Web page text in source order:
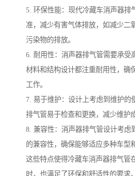
5. 环保性能：现代冷藏车消声器排
准，减少有害气体排放，如减少二
污染物的排放。
6. 耐用性：消声器排气管需要承受
材料和结构设计都注重耐用性，确
工作。
7. 易于维护：设计上考虑到维护的
排气管易于检查和更换，减少维护
8. 兼容性：消声器排气管设计考虑
的兼容性，确保能够适应多种车型
这些特点使得冷藏车消声器排气管
时，也满足了环保和舒适性的要求。